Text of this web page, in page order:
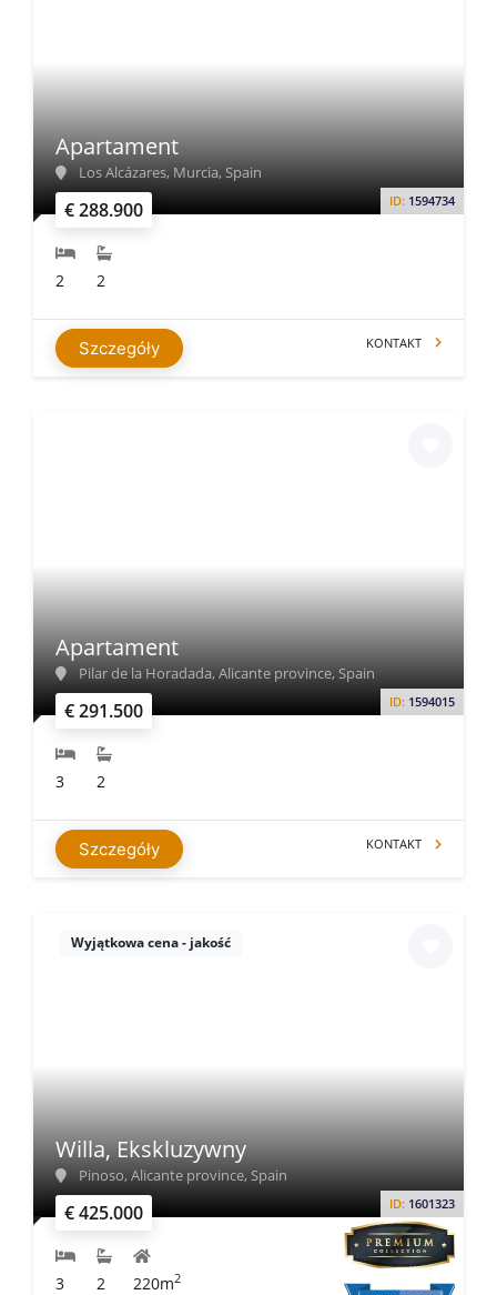
€ 288.900 ID: 1594734
Apartament
Los Alcázares, Murcia, Spain
2 2
Szczegóły KONTAKT
€ 291.500 ID: 1594015
Apartament
Pilar de la Horadada, Alicante province, Spain
3 2
Szczegóły KONTAKT
Wyjątkowa cena - jakość
€ 425.000 ID: 1601323
Willa, Ekskluzywny
Pinoso, Alicante province, Spain
3 2 220m2